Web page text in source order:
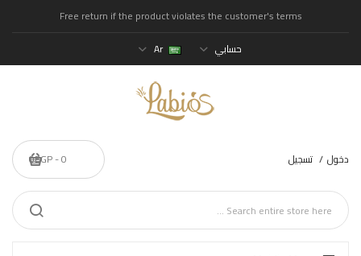
Free return if the product violates the customer's terms
حسابي
Ar
دخول تسجيل 0 - 0EGP